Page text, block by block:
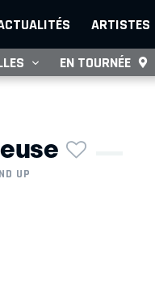
ARTISTES
EN TOURNÉE
UP